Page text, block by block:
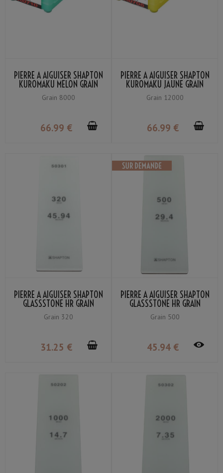
PIERRE À AIGUISER SHAPTON
KUROMAKU MELON GRAIN
#8000
Grain 8000
66.99 €
PIERRE À AIGUISER SHAPTON
KUROMAKU JAUNE GRAIN
#12000
Grain 12000
66.99 €
PIERRE À AIGUISER SHAPTON
GLASSSTONE HR GRAIN
#320
Grain 320
31.25 €
PIERRE À AIGUISER SHAPTON
GLASSSTONE HR GRAIN
#500
Grain 500
45.94 €